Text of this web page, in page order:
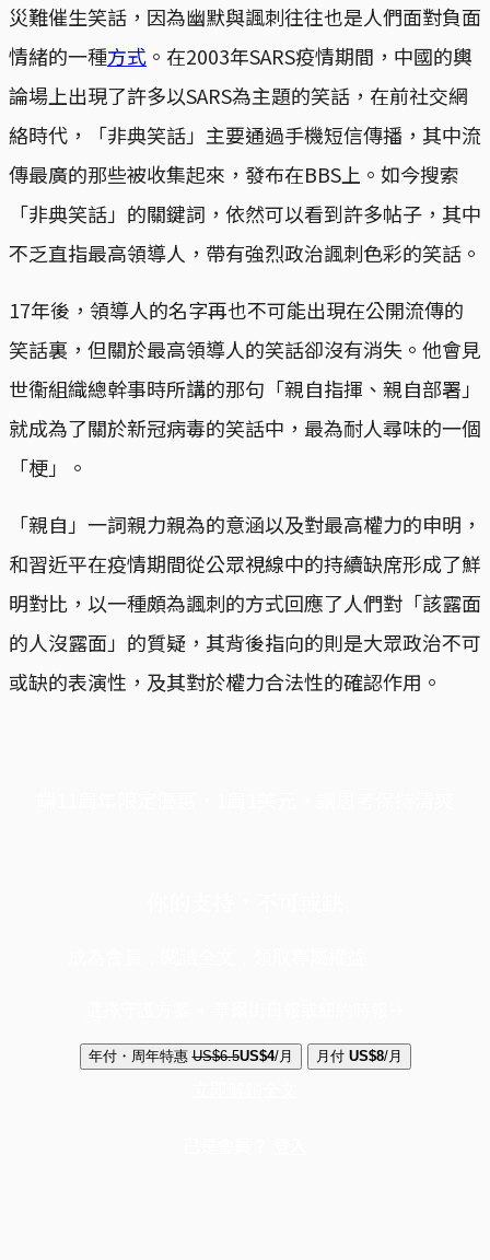
災難催生笑話，因為幽默與諷刺往往也是人們面對負面
情緒的一種方式 。在2003年SARS疫情期間，中國的輿
論場上出現了許多以SARS為主題的笑話，在前社交網
絡時代，「非典笑話」主要通過手機短信傳播，其中流
傳最廣的那些被收集起來，發布在BBS上。如今搜索
「非典笑話」的關鍵詞，依然可以看到許多帖子，其中
不乏直指最高領導人，帶有強烈政治諷刺色彩的笑話。
17年後，領導人的名字再也不可能出現在公開流傳的
笑話裏，但關於最高領導人的笑話卻沒有消失。他會見
世衞組織總幹事時所講的那句「親自指揮、親自部署」
就成為了關於新冠病毒的笑話中，最為耐人尋味的一個
「梗」。
「親自」一詞親力親為的意涵以及對最高權力的申明，
和習近平在疫情期間從公眾視線中的持續缺席形成了鮮
明對比，以一種頗為諷刺的方式回應了人們對「該露面
的人沒露面」的質疑，其背後指向的則是大眾政治不可
或缺的表演性，及其對於權力合法性的確認作用。
年付・周年特惠 US$6.5US$4/月 月付 US$8/月